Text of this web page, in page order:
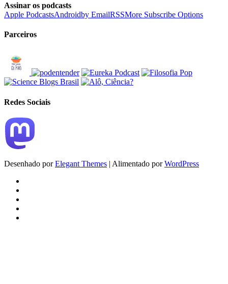
Assinar os podcasts
Apple PodcastsAndroidby EmailRSSMore Subscribe Options
Parceiros
Redes Sociais
Desenhado porElegant Themes | Alimentado porWordPress